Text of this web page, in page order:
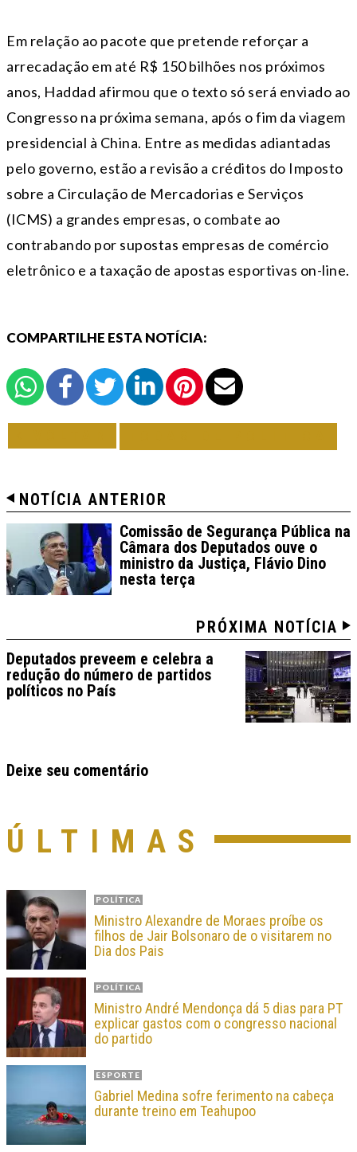
Em relação ao pacote que pretende reforçar a
arrecadação em até R$ 150 bilhões nos próximos
anos, Haddad afirmou que o texto só será enviado ao
Congresso na próxima semana, após o fim da viagem
presidencial à China. Entre as medidas adiantadas
pelo governo, estão a revisão a créditos do Imposto
sobre a Circulação de Mercadorias e Serviços
(ICMS) a grandes empresas, o combate ao
contrabando por supostas empresas de comércio
eletrônico e a taxação de apostas esportivas on-line.
COMPARTILHE ESTA NOTÍCIA:
NOTÍCIA ANTERIOR
Comissão de Segurança Pública na
Câmara dos Deputados ouve o
ministro da Justiça, Flávio Dino
nesta terça
PRÓXIMA NOTÍCIA
Deputados preveem e celebra a
redução do número de partidos
políticos no País
Deixe seu comentário
ÚLTIMAS
POLÍTICA
Ministro Alexandre de Moraes proíbe os
filhos de Jair Bolsonaro de o visitarem no
Dia dos Pais
POLÍTICA
Ministro André Mendonça dá 5 dias para PT
explicar gastos com o congresso nacional
do partido
ESPORTE
Gabriel Medina sofre ferimento na cabeça
durante treino em Teahupoo